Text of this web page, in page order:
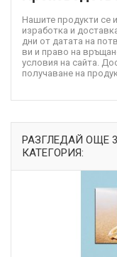
Нашите продукти се
изработка и
дни от датата на
ви и право на
условия на сайта.
получаване на
РАЗГЛЕДАЙ ОЩЕ
КАТЕГОРИЯ: